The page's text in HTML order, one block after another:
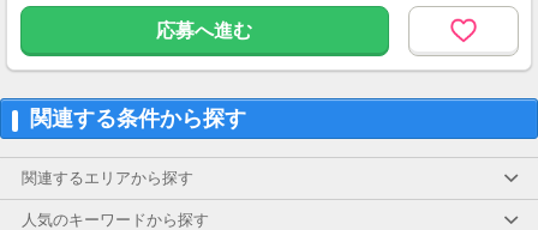
★交通費支給あり
上限2万円/月で実費支給
※規定あり
★日払いOK！
スマホから申請
毎週火・金曜日に受取可能
※規定あり
試用期間：有（14日間）※労働条件の変更なし
車通勤OK
JR千早駅～送迎バスあり
地元久山町の方はもちろん、
古賀市・新宮町・篠栗町・粕屋町
須恵町・志免町・宇美町など
糟屋郡エリアをはじめ、
応募へ進む
関連する条件から探す
関連するエリアから探す
人気のキーワードから探す